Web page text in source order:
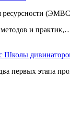
ресурсности
и
Школы
два первых этапа